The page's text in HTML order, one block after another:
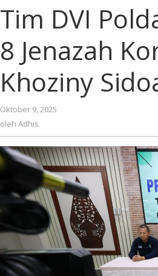
8
Tim DVI
8 Jenazah
Khoziny
Oktober 9, 2025
oleh Adhis